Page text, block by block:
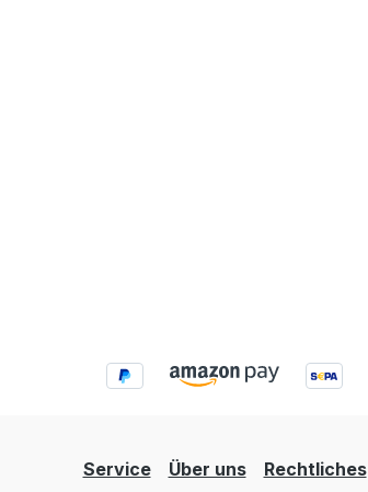
Service Über uns Rechtliches